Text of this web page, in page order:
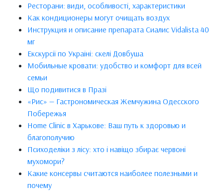
Ресторани: види, особливості, характеристики
Как кондиционеры могут очищать воздух
Инструкция и описание препарата Сиалис Vidalista 40
мг
Екскурсії по Україні: скелі Довбуша
Мобильные кровати: удобство и комфорт для всей
семьи
Що подивитися в Празі
«Рис» — Гастрономическая Жемчужина Одесского
Побережья
Home Clinic в Харькове: Ваш путь к здоровью и
благополучию
Психоделіки з лісу: хто і навіщо збирає червоні
мухомори?
Какие консервы считаются наиболее полезными и
почему